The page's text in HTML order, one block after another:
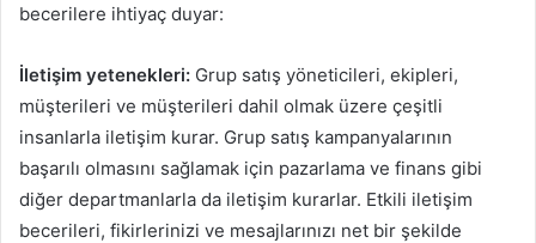
becerilere ihtiyaç duyar:
İletişim yetenekleri: Grup satış yöneticileri, ekipleri,
müşterileri ve müşterileri dahil olmak üzere çeşitli
insanlarla iletişim kurar. Grup satış kampanyalarının
başarılı olmasını sağlamak için pazarlama ve finans gibi
diğer departmanlarla da iletişim kurarlar. Etkili iletişim
becerileri, fikirlerinizi ve mesajlarınızı net bir şekilde